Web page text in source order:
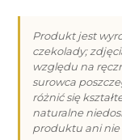
Żurawiną
Pistacjami
80g
Produkt jest
czekolady;
względu na
surowca
różnić się
naturalne
produktu ani nie